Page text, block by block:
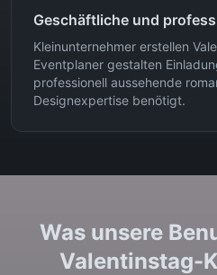
Geschäftliche und
Kleinunternehmer erstellen
Eventplaner gestalten
professionell aussehende
Designexpertise benötigt.
Was unsere
Valentinstag-